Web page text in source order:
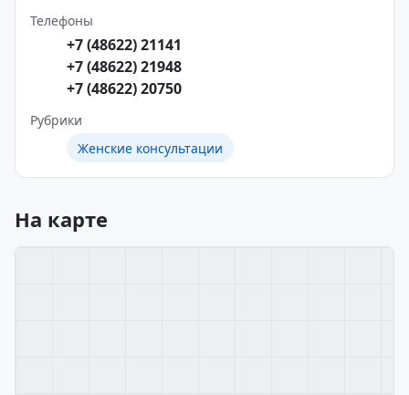
Телефоны
+7 (48622) 21141
+7 (48622) 21948
+7 (48622) 20750
Рубрики
Женские консультации
На карте